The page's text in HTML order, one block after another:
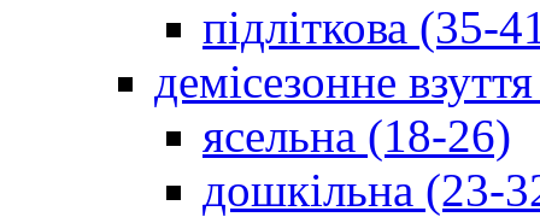
підліткова (35-
демісезонне
ясельна (18-26)
дошкільна (23-